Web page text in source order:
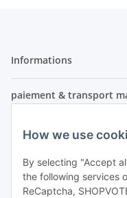
How we use
By selecting "Accept
the following services
ReCaptcha,
Informations
paiement & transport